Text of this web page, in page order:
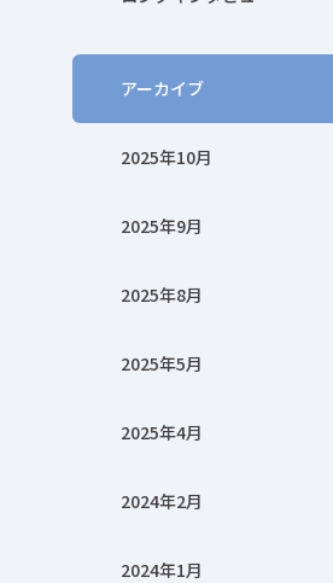
アーカイブ
2025年10月
2025年9月
2025年8月
2025年5月
2025年4月
2024年2月
2024年1月